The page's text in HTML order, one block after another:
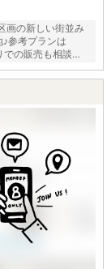
画の新しい街並み
参考プランは
の販売も相談可